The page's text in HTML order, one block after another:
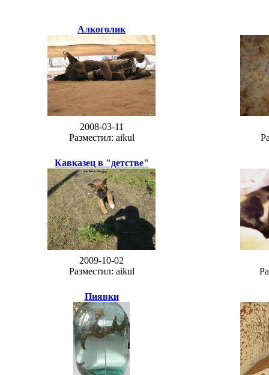
Алкоголик
2008-03-11
Разместил: aikul
Кавказец в "детстве"
2009-10-02
Разместил: aikul
Пиявки